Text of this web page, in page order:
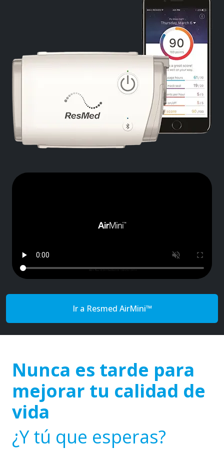
Ir a Resmed AirMini™
Nunca es tarde para
mejorar tu calidad de
vida
¿Y tú que esperas?